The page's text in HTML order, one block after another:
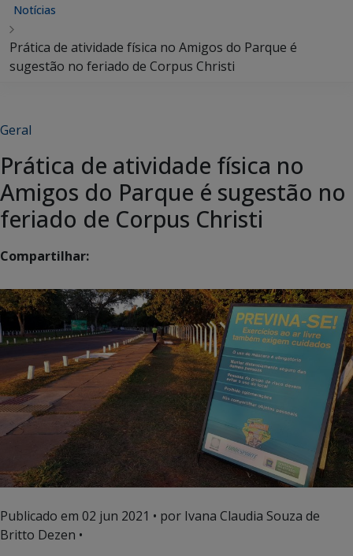
Notícias
Prática de atividade física no Amigos do Parque é
sugestão no feriado de Corpus Christi
Geral
Prática de atividade física no
Amigos do Parque é sugestão no
feriado de Corpus Christi
Compartilhar:
Publicado em 02 jun 2021 • por Ivana Claudia Souza de
Britto Dezen •